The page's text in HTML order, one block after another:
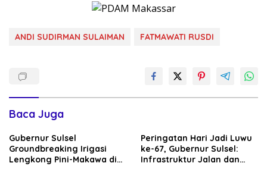
ANDI SUDIRMAN SULAIMAN FATMAWATI RUSDI
Baca Juga
Gubernur Sulsel
Groundbreaking Irigasi
Lengkong Pini-Makawa di
Peringatan Hari Jadi Luwu
ke-67, Gubernur Sulsel:
Infrastruktur Jalan dan